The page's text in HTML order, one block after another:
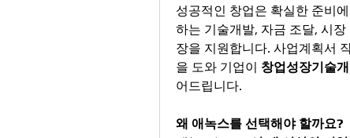
성공적인 창업은 확실한 준비
하는 기술개발, 자금 조달, 시
장을 지원합니다. 사업계획서
을 도와 기업이 창업성장기술
어드립니다​.
왜 애녹스를 선택해야 할까요?